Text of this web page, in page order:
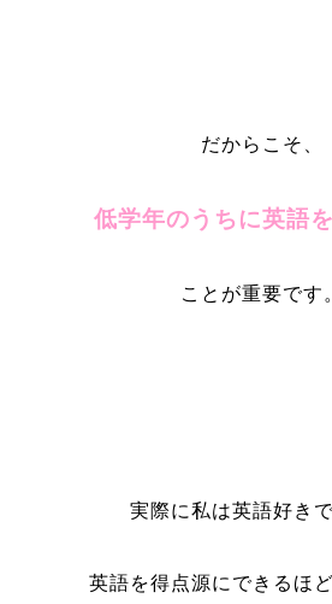
だからこそ、
低学年のうちに英語
ことが重要です
実際に私は英語好き
英語を得点源にできるほ